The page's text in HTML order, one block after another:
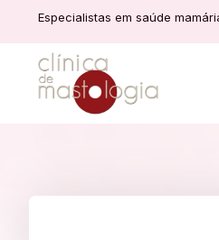
Especialistas em saúde